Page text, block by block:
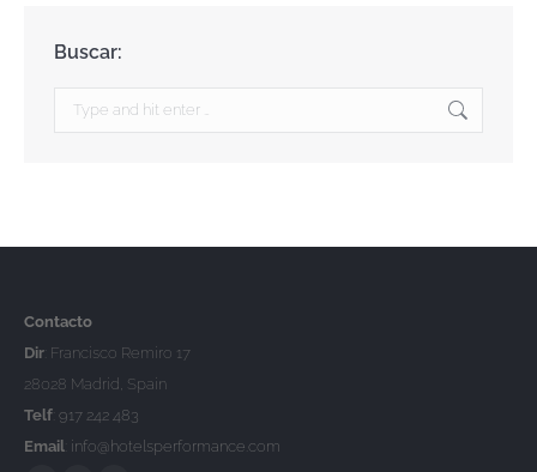
Buscar:
Search:
Contacto
Dir : Francisco Remiro 17
28028 Madrid, Spain
Telf 917 242 483
Email info@hotelsperformance.com